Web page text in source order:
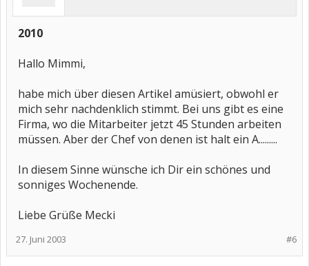
2010
Hallo Mimmi,
habe mich über diesen Artikel amüsiert, obwohl er
mich sehr nachdenklich stimmt. Bei uns gibt es eine
Firma, wo die Mitarbeiter jetzt 45 Stunden arbeiten
müssen. Aber der Chef von denen ist halt ein A.........
In diesem Sinne wünsche ich Dir ein schönes und
sonniges Wochenende.
Liebe Grüße Mecki
#6
27. Juni 2003